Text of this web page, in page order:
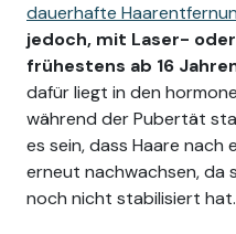
dauerhafte
jedoch, mit Laser-
frühestens ab 16
dafür liegt in den
während der Pubertät
es sein, dass Haare nach
erneut nachwachsen, da
noch nicht stabilisiert hat.